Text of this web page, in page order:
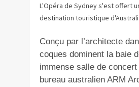
L'Opéra de Sydney s'est offert
destination touristique
Conçu par l’architecte
coques dominent la baie
immense salle de
bureau australien ARM